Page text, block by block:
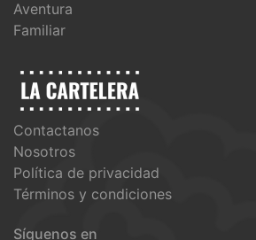
Aventura
Familiar
Contactanos
Nosotros
Política de privacidad
Términos y condiciones
Síguenos en